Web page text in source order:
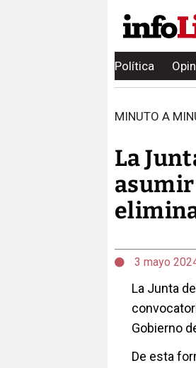
Política
MINUTO A
La
3 mayo
La Junta
Gobierno
De esta